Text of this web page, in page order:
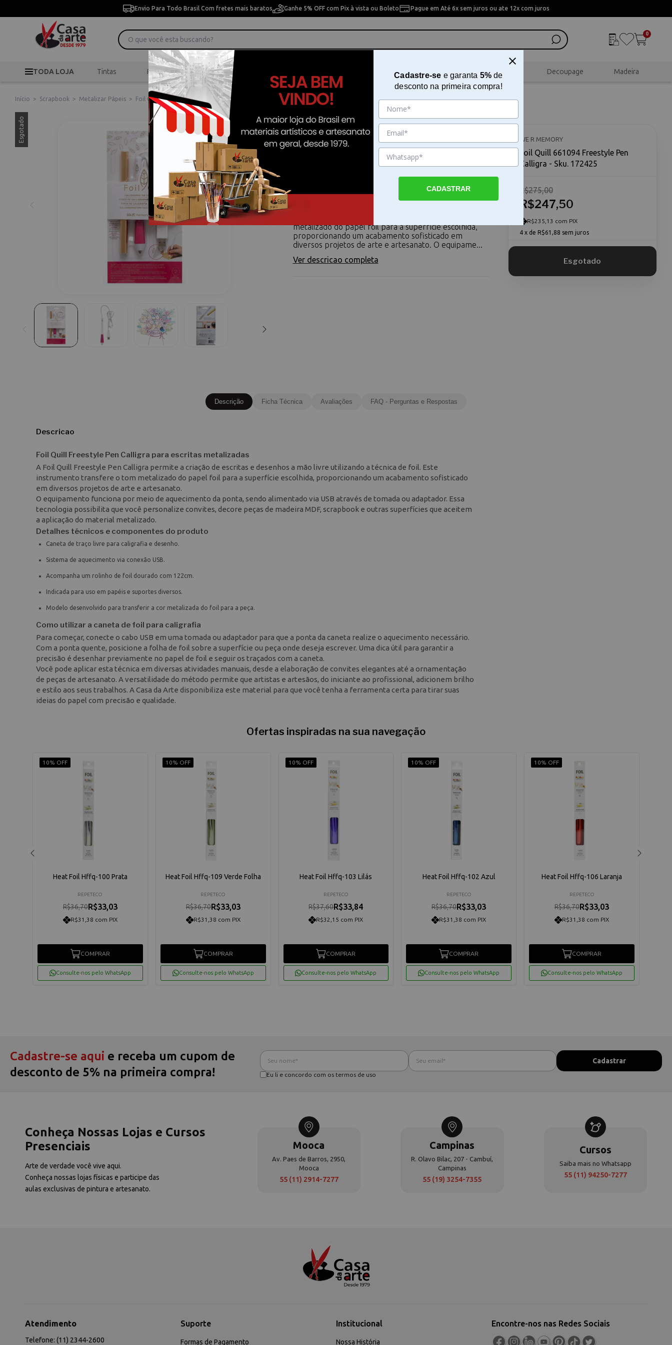
Envio Para Todo Brasil Com fretes mais baratos Ganhe 5% OFF com Pix à vista ou Boleto Pague em Até 6x sem juros ou ate 12x com juros
0
TODA LOJA Tintas Pincéis Desenho Pintura Artesanal Scrapbook Decoupage Madeira
Início > Scrapbook > Metalizar Pápeis > Foil Quill 661094 Freestyle Pen Calligra
Esgotado Foil Quill 661094 Freestyle Pen Calligra
Foil Quill Freestyle Pen Calligra para escritas
metalizadas A Foil Quill Freestyle Pen Calligra permite
metalizado do papel foil para a superfície escolhida,
proporcionando um acabamento sofisticado em
diversos projetos de arte e artesanato. O equipame...
Ver descricao completa
WE R MEMORY
Foil Quill 661094 Freestyle Pen
Calligra - Sku. 172425
R$247,50
R$275,00
R$235,13 com PIX
4 x de R$61,88 sem juros
Descrição Ficha Técnica Avaliações FAQ - Perguntas e Respostas
Descricao
Foil Quill Freestyle Pen Calligra para escritas metalizadas
A Foil Quill Freestyle Pen Calligra permite a criação de escritas e desenhos a mão livre utilizando a técnica de foil. Este
instrumento transfere o tom metalizado do papel foil para a superfície escolhida, proporcionando um acabamento sofisticado
em diversos projetos de arte e artesanato.
O equipamento funciona por meio de aquecimento da ponta, sendo alimentado via USB através de tomada ou adaptador. Essa
tecnologia possibilita que você personalize convites, decore peças de madeira MDF, scrapbook e outras superfícies que aceitem
a aplicação do material metalizado.
Detalhes técnicos e componentes do produto
Caneta de traço livre para caligrafia e desenho.
Sistema de aquecimento via conexão USB.
Acompanha um rolinho de foil dourado com 122cm.
Indicada para uso em papéis e suportes diversos.
Modelo desenvolvido para transferir a cor metalizada do foil para a peça.
Como utilizar a caneta de foil para caligrafia
Para começar, conecte o cabo USB em uma tomada ou adaptador para que a ponta da caneta realize o aquecimento necessário.
Com a ponta quente, posicione a folha de foil sobre a superfície ou peça onde deseja escrever. Uma dica útil para garantir a
precisão é desenhar previamente no papel de foil e seguir os traçados com a caneta.
Você pode aplicar esta técnica em diversas atividades manuais, desde a elaboração de convites elegantes até a ornamentação
de peças de artesanato. A versatilidade do método permite que artistas e artesãos, do iniciante ao profissional, adicionem brilho
e estilo aos seus trabalhos. A Casa da Arte disponibiliza este material para que você tenha a ferramenta certa para tirar suas
ideias do papel com precisão e qualidade.
Ofertas inspiradas na sua navegação
10% OFF
Heat Foil Hffq-100 Prata
REPETECO
R$36,70R$33,03
R$31,38 com PIX
COMPRAR
Consulte-nos pelo WhatsApp
10% OFF
Heat Foil Hffq-109 Verde Folha
REPETECO
R$36,70R$33,03
R$31,38 com PIX
COMPRAR
Consulte-nos pelo WhatsApp
10% OFF
Heat Foil Hffq-103 Lilás
REPETECO
R$37,60R$33,84
R$32,15 com PIX
COMPRAR
Consulte-nos pelo WhatsApp
10% OFF
Heat Foil Hffq-102 Azul
REPETECO
R$36,70R$33,03
R$31,38 com PIX
COMPRAR
Consulte-nos pelo WhatsApp
10% OFF
Heat Foil Hffq-106 Laranja
REPETECO
R$36,70R$33,03
R$31,38 com PIX
COMPRAR
Consulte-nos pelo WhatsApp
Cadastre-se aqui e receba um cupom de
desconto de 5% na primeira compra!
Eu li e concordo com os termos de uso
Conheça Nossas Lojas e Cursos
Presenciais
Arte de verdade você vive aqui.
Conheça nossas lojas físicas e participe das
aulas exclusivas de pintura e artesanato.
Mooca
Av. Paes de Barros, 2950,
Mooca
55 (11) 2914-7277
Campinas
R. Olavo Bilac, 207 - Cambuí,
Campinas
55 (19) 3254-7355
Cursos
Saiba mais no Whatsapp
55 (11) 94250-7277
Atendimento
Telefone: (11) 2344-2600
Suporte
Formas de Pagamento
Institucional
Nossa História
Encontre-nos nas Redes Sociais
Cadastre-se e garanta 5%de
desconto na primeira compra!
CADASTRAR